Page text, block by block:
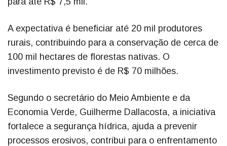
A expectativa é beneficiar até 20 mil produtores
rurais, contribuindo para a conservação de cerca de
100 mil hectares de florestas nativas. O
investimento previsto é de R$ 70 milhões.
Segundo o secretário do Meio Ambiente e da
Economia Verde, Guilherme Dallacosta, a iniciativa
fortalece a segurança hídrica, ajuda a prevenir
processos erosivos, contribui para o enfrentamento